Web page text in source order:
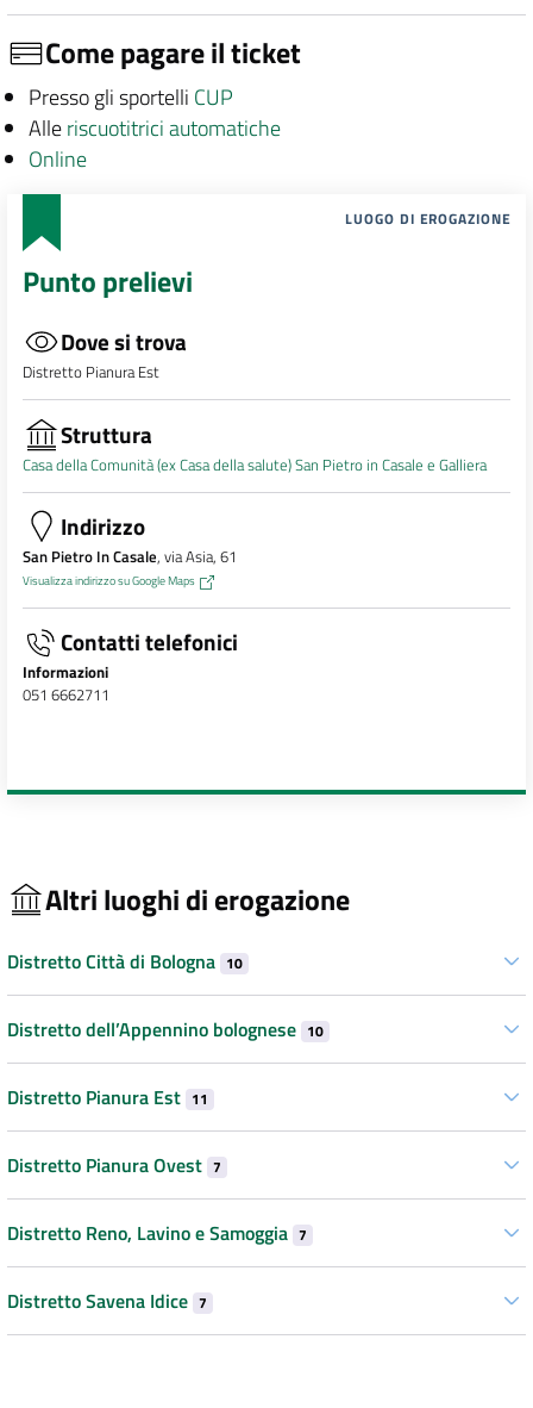
Come pagare il ticket
Presso gli sportelli CUP
Alleriscuotitrici automatiche
Online
LUOGO DI EROGAZIONE
Punto prelievi
Dove si trova
Distretto Pianura Est
Struttura
Casa della Comunità (ex Casa della salute) San Pietro in Casale e Galliera
Indirizzo
San Pietro In Casale, via Asia, 61
Visualizza indirizzo su Google Maps
Contatti telefonici
Informazioni
051 6662711
Altri luoghi di erogazione
Distretto Città di Bologna 10
Distretto dell’Appennino bolognese 10
Distretto Pianura Est 11
Distretto Pianura Ovest 7
Distretto Reno, Lavino e Samoggia 7
Distretto Savena Idice 7